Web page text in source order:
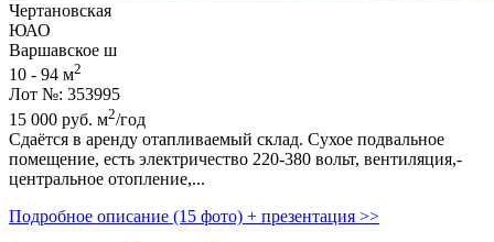
Чертановская
ЮАО
Варшавское ш
10 - 94 м2
Лот №: 353995
15 000 руб. м2/год
Сдаётся в аренду отапливаемый склад. Сухое подвальное
помещение,­ есть электричество 220-380 вольт,­ вентиляция,­
центральное отопление,­...
Подробное описание (15 фото) + презентация >>